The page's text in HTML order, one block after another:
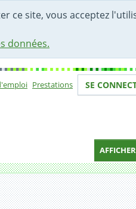
ce site, vous acceptez
données.
Prestations Votre
SE